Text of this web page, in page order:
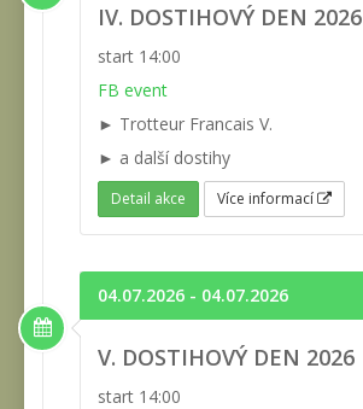
IV. DOSTIHOVÝ DEN 2026
start 14:00
FB event
► Trotteur Francais V.
► a další dostihy
Detail akce Více informací
04.07.2026 - 04.07.2026
V. DOSTIHOVÝ DEN 2026
start 14:00